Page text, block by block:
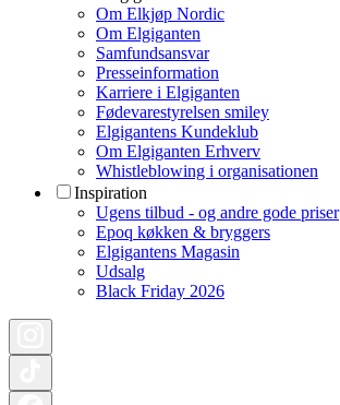
Om Elkjøp Nordic
Om Elgiganten
Samfundsansvar
Presseinformation
Karriere i Elgiganten
Fødevarestyrelsen smiley
Elgigantens Kundeklub
Om Elgiganten Erhverv
Whistleblowing i organisationen
Inspiration
Ugens tilbud - og andre gode priser
Epoq køkken & bryggers
Elgigantens Magasin
Udsalg
Black Friday 2026